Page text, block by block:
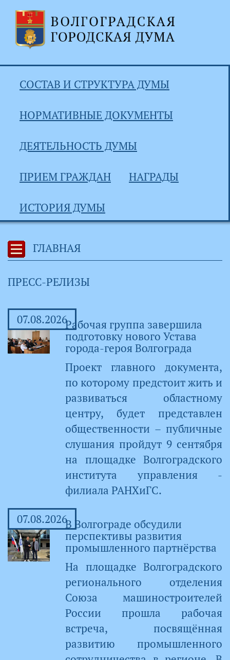
СОСТАВ И СТРУКТУРА ДУМЫ
НОРМАТИВНЫЕ ДОКУМЕНТЫ
ДЕЯТЕЛЬНОСТЬ ДУМЫ
ПРИЕМ ГРАЖДАН НАГРАДЫ
ИСТОРИЯ ДУМЫ
ГЛАВНАЯ
ПРЕСС-РЕЛИЗЫ
07.08.2026Рабочая группа завершила
подготовку нового Устава
города-героя Волгограда
Проект главного документа,
по которому предстоит жить и
развиваться областному
центру, будет представлен
общественности – публичные
слушания пройдут 9 сентября
на площадке Волгоградского
института управления -
филиала РАНХиГС.
07.08.2026В Волгограде обсудили
перспективы развития
промышленного партнёрства
На площадке Волгоградского
регионального отделения
Союза машиностроителей
России прошла рабочая
встреча, посвящённая
развитию промышленного